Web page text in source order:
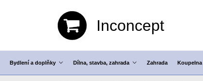
Inconcept
Bydlení a doplňky Dílna, stavba, zahrada Zahrada Koupelna